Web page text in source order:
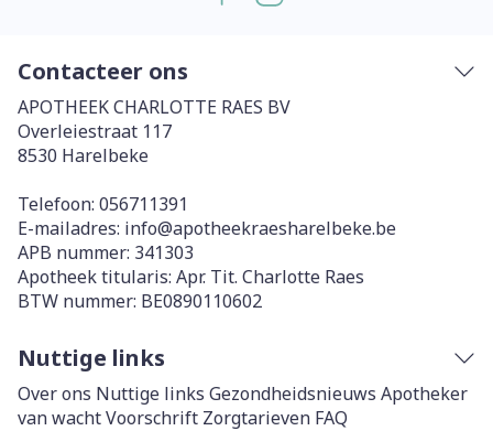
Contacteer ons
APOTHEEK CHARLOTTE RAES BV
Overleiestraat 117
8530 Harelbeke
Telefoon: 056711391
E-mailadres: info@apotheekraesharelbeke.be
APB nummer: 341303
Apotheek titularis: Apr. Tit. Charlotte Raes
BTW nummer: BE0890110602
Nuttige links
Over ons Nuttige links Gezondheidsnieuws Apotheker
van wachtVoorschrift Zorgtarieven FAQ